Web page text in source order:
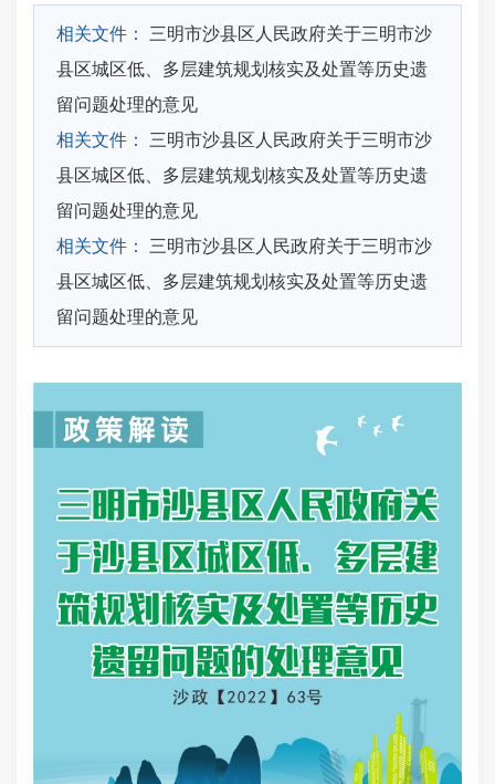
相关文件：
三明市沙县区人民政府关于三明市沙
县区城区低、多层建筑规划核实及处置等历史遗
留问题处理的意见
相关文件：
三明市沙县区人民政府关于三明市沙
县区城区低、多层建筑规划核实及处置等历史遗
留问题处理的意见
相关文件：
三明市沙县区人民政府关于三明市沙
县区城区低、多层建筑规划核实及处置等历史遗
留问题处理的意见